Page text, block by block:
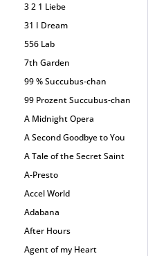
3 2 1 Liebe
31 I Dream
556 Lab
7th Garden
99 % Succubus-chan
99 Prozent Succubus-chan
A Midnight Opera
A Second Goodbye to You
A Tale of the Secret Saint
A-Presto
Accel World
Adabana
After Hours
Agent of my Heart